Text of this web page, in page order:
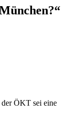
der ÖKT sei eine